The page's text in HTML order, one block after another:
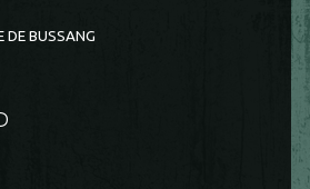
DE BUSSANG